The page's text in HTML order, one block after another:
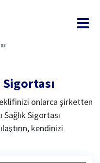
Sigortası
onlarca şirketten
Sağlık Sigortası
kendinizi